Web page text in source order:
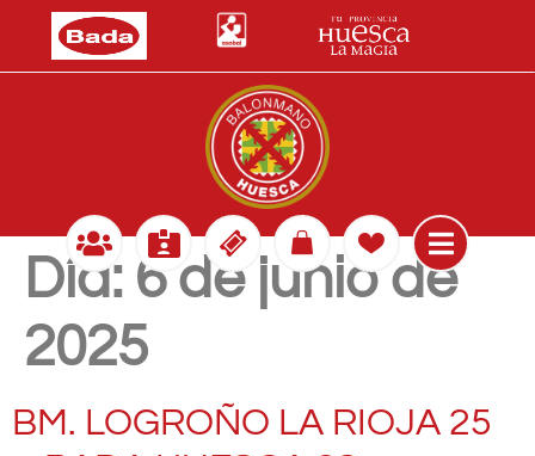
Día: 6 de junio de
2025
BM. LOGROÑO LA RIOJA 25